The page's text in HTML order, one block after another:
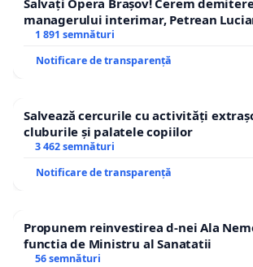
CONSUMATORILOR EXISTENȚI!
Salvați Opera Brașov! Cerem
managerului interimar, Petrean
1 891 semnături
Notificare de transparență
Salvează cercurile cu activități
cluburile și palatele copiilor
3 462 semnături
Notificare de transparență
Propunem reinvestirea d-nei Ala
functia de Ministru al Sanatatii
56 semnături